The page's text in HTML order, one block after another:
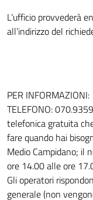
L’ufficio provvederà
all’indirizzo del
PER INFORMAZIONI:
TELEFONO:
telefonica gratuita
fare quando hai
Medio Campidano; il
ore 14.00 alle ore
Gli operatori
generale (non